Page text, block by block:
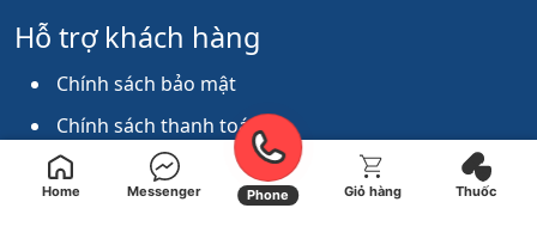
Hỗ trợ khách hàng
Chính sách bảo mật
Chính sách thanh toán
Chính sách đổi trả thuốc
Chính sách giao hàng
Home Messenger Phone Giỏ hàng Thuốc